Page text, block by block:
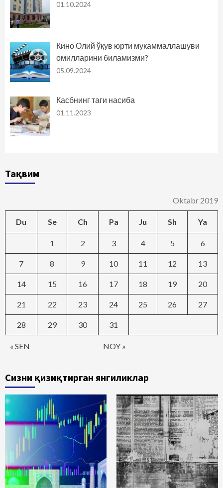
01.10.2024
Кино Олий ўқув юрти мукаммаллашуви
омилларини биламизми?
05.09.2024
Касбнинг таги насиба
01.11.2023
Тақвим
Oktabr 2019
Du Se Ch Pa Ju Sh Ya
« SEN NOY »
1 2 3 4 5 6
7 8 9 10 11 12 13
14 15 16 17 18 19 20
21 22 23 24 25 26 27
28 29 30 31
Сизни қизиқтирган янгиликлар